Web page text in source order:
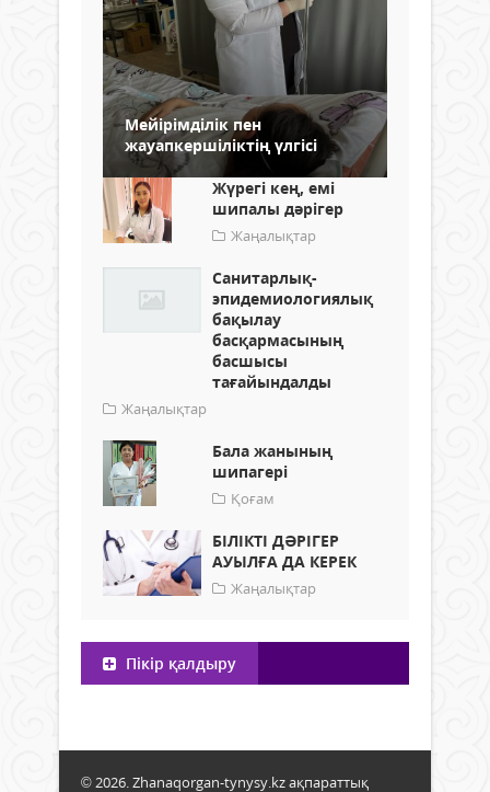
Мейірімділік пен
жауапкершіліктің үлгісі
Жүрегі кең, емі
шипалы дәрігер
Жаңалықтар
Cанитарлық-
эпидемиологиялық
бақылау
басқармасының
басшысы
тағайындалды
Жаңалықтар
Бала жанының
шипагері
Қоғам
БІЛІКТІ ДӘРІГЕР
АУЫЛҒА ДА КЕРЕК
Жаңалықтар
Пікір қалдыру
© 2026. Zhanaqorgan-tynysy.kz ақпараттық